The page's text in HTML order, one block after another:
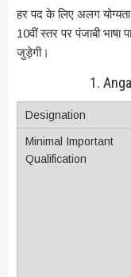
हर पद के लिए अलग
10वीं स्तर पर पंजाबी भाषा
जुड़ेगी।
1.